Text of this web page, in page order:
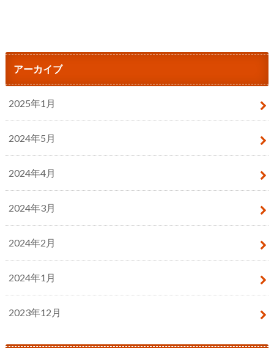
アーカイブ
2025年1月
2024年5月
2024年4月
2024年3月
2024年2月
2024年1月
2023年12月